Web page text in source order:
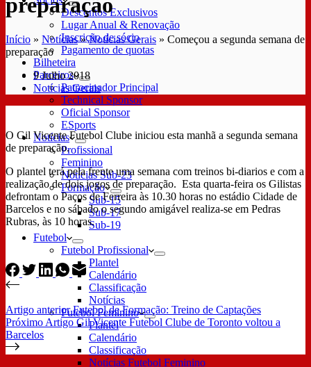
Descontos Exclusivos
Lugar Anual & Renovação
Inscrição de sócio
Pagamento de quotas
Bilheteira
Parceiros
Patrocinador Principal
Technical Sponsor
Oficial Sponsor
ESports
Notícias
Profissional
Feminino
Notícias Sub-23
Formação
Sub-15
Sub-17
Sub-19
Futebol
Futebol Profissional
Plantel
Calendário
Classificação
Notícias
Futebol Feminino
Plantel
Calendário
Classificação
Notícias Futebol Feminino
preparação
Início » Notícias»Notícias Gerais » Começou a segunda semana de
preparação
9 Julho 2018
Notícias Gerais
O Gil Vicente Futebol Clube iniciou esta manhã a segunda semana
de preparação.
O plantel terá pela frente uma semana com treinos bi-diarios e com a
realização de dois jogos de preparação. Esta quarta-feira os Gilistas
defrontam o Paços de Ferreira às 10.30 horas no estádio Cidade de
Barcelos e no sábado o segundo amigável realiza-se em Pedras
Rubras, às 10 horas.
Artigo anteriorFutebol de Formação: Treino de Captações
Próximo Artigo Gil Vicente Futebol Clube de Toronto voltou a
Barcelos